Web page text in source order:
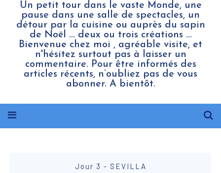
Un petit tour dans le vaste Monde, une
pause dans une salle de spectacles, un
détour par la cuisine ou auprès du sapin
de Noël ... deux ou trois créations …
Bienvenue chez moi , agréable visite, et
n'hésitez surtout pas à laisser un
commentaire. Pour être informés des
articles récents, n’oubliez pas de vous
abonner. A bientôt.
Jour 3 - SEVILLA